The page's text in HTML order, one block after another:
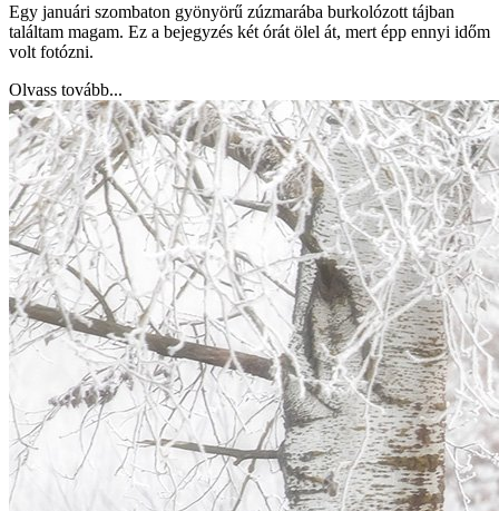
Egy januári szombaton gyönyörű zúzmarába burkolózott tájban
találtam magam. Ez a bejegyzés két órát ölel át, mert épp ennyi időm
volt fotózni.
Olvass tovább...